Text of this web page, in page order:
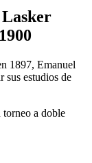
1897, Emanuel
sus estudios de
a doble